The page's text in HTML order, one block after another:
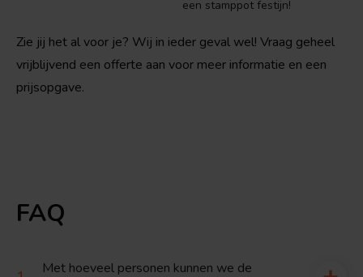
een stamppot festijn!
Zie jij het al voor je? Wij in ieder geval wel! Vraag geheel
vrijblijvend een offerte aan voor meer informatie en een
prijsopgave.
FAQ
Met hoeveel personen kunnen we de